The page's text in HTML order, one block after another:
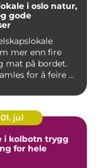
i oslo natur,
gode
mer enn fire
mat på bordet.
for å feire ...
01. jul
trygg
for hele